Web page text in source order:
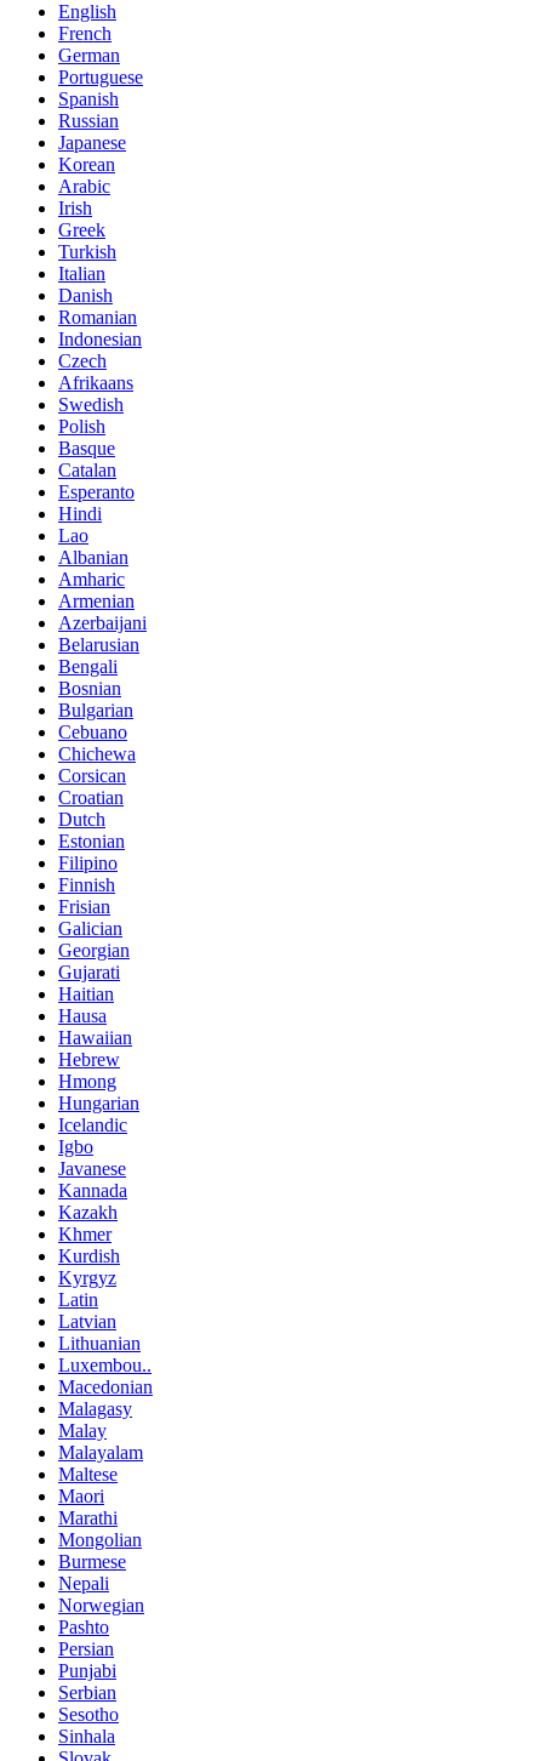
English
French
German
Portuguese
Spanish
Russian
Japanese
Korean
Arabic
Irish
Greek
Turkish
Italian
Danish
Romanian
Indonesian
Czech
Afrikaans
Swedish
Polish
Basque
Catalan
Esperanto
Hindi
Lao
Albanian
Amharic
Armenian
Azerbaijani
Belarusian
Bengali
Bosnian
Bulgarian
Cebuano
Chichewa
Corsican
Croatian
Dutch
Estonian
Filipino
Finnish
Frisian
Galician
Georgian
Gujarati
Haitian
Hausa
Hawaiian
Hebrew
Hmong
Hungarian
Icelandic
Igbo
Javanese
Kannada
Kazakh
Khmer
Kurdish
Kyrgyz
Latin
Latvian
Lithuanian
Luxembou..
Macedonian
Malagasy
Malay
Malayalam
Maltese
Maori
Marathi
Mongolian
Burmese
Nepali
Norwegian
Pashto
Persian
Punjabi
Serbian
Sesotho
Sinhala